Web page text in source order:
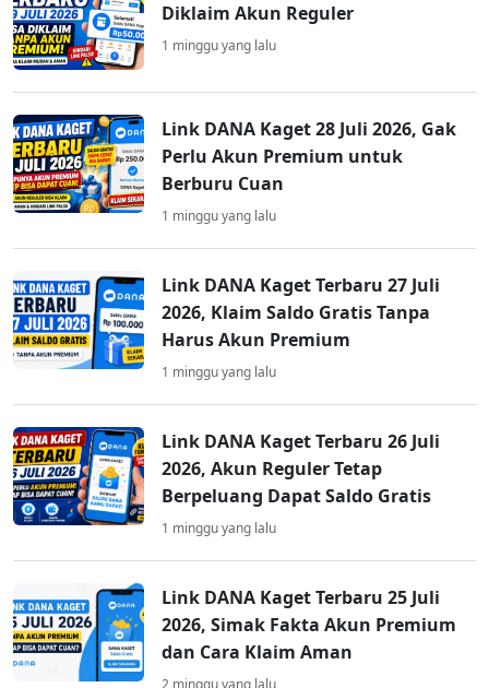
Diklaim Akun Reguler
1 minggu yang lalu
Link DANA Kaget 28 Juli 2026, Gak
Perlu Akun Premium untuk
Berburu Cuan
1 minggu yang lalu
Link DANA Kaget Terbaru 27 Juli
2026, Klaim Saldo Gratis Tanpa
Harus Akun Premium
1 minggu yang lalu
Link DANA Kaget Terbaru 26 Juli
2026, Akun Reguler Tetap
Berpeluang Dapat Saldo Gratis
1 minggu yang lalu
Link DANA Kaget Terbaru 25 Juli
2026, Simak Fakta Akun Premium
dan Cara Klaim Aman